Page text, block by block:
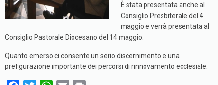
È stata presentata anche al
Consiglio Presbiterale del 4
maggio e verrà presentata al
Consiglio Pastorale Diocesano del 14 maggio.
Quanto emerso ci consente un serio discernimento e una
prefigurazione importante dei percorsi di rinnovamento ecclesiale.